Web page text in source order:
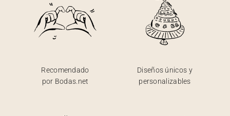
Recomendado
por Bodas.net
Diseños únicos y
personalizables